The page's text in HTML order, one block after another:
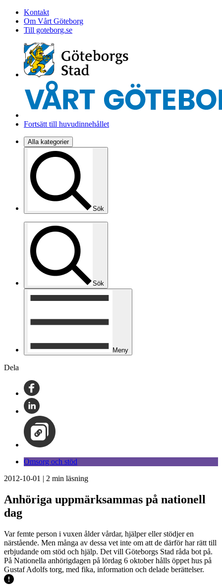
Kontakt
Om Vårt Göteborg
Till goteborg.se
Fortsätt till huvudinnehållet
Alla kategorier
Sök
Sök
Meny
Dela
Omsorg och stöd
2012-10-01 | 2 min läsning
Anhöriga uppmärksammas på nationell
dag
Var femte person i vuxen ålder vårdar, hjälper eller stödjer en
närstående. Men många av dessa vet inte om att de därför har rätt till
erbjudande om stöd och hjälp. Det vill Göteborgs Stad råda bot på.
På Nationella anhörigdagen på lördag 6 oktober hålls öppet hus på
Gustaf Adolfs torg, med fika, information och delade berättelser.